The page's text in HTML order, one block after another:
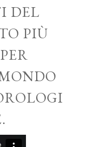
DEL
PIÙ